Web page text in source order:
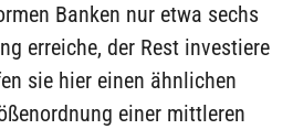
Banken nur etwa sechs
erreiche, der Rest investiere
sie hier einen ähnlichen
einer mittleren